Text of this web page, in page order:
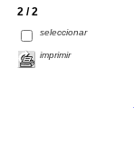
2 / 2
seleccionar
imprimir